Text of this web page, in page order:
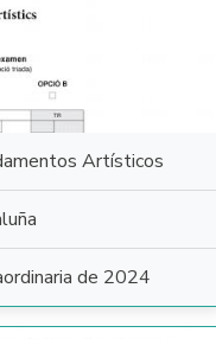
Artísticos
de 2024